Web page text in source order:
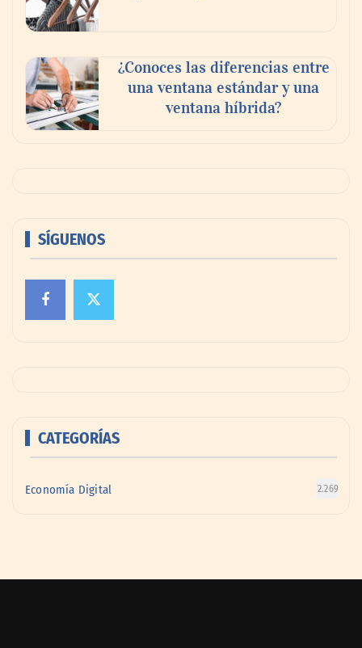
¿Conoces las diferencias entre
una ventana estándar y una
ventana híbrida?
SÍGUENOS
CATEGORÍAS
Economía Digital 2.269